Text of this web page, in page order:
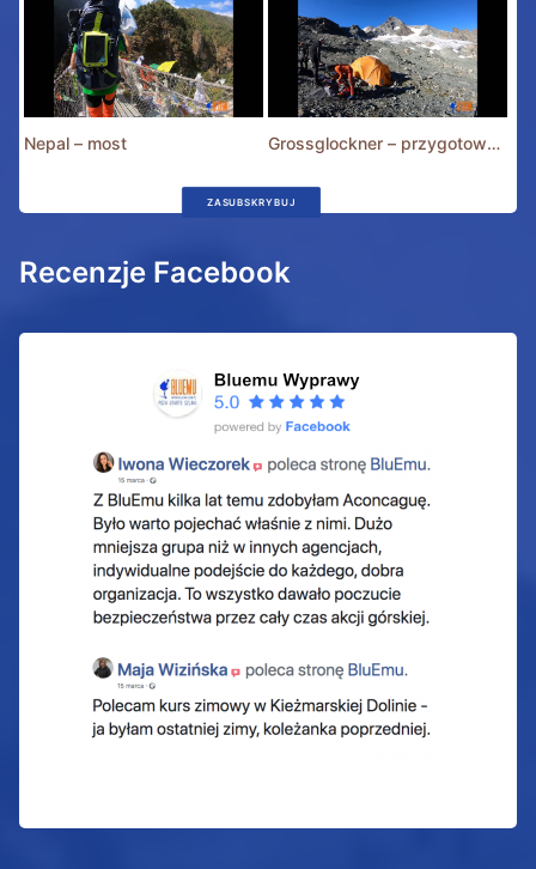
Nepal – most Grossglockner – przygotowania
ZASUBSKRYBUJ
Recenzje Facebook